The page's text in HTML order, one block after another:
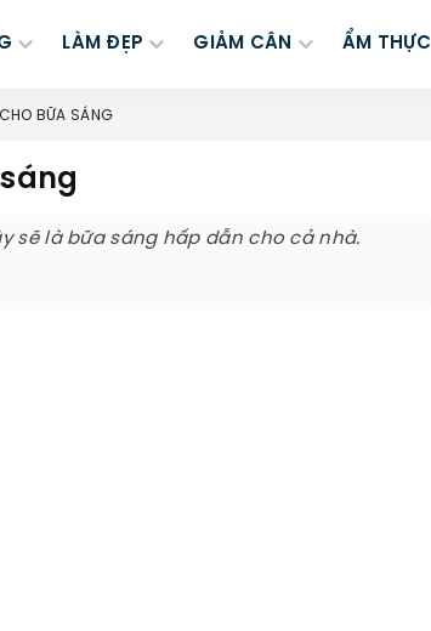
LÀM ĐẸP GIẢM CÂN ẨM THỰC
BỮA SÁNG
sẽ là bữa sáng hấp dẫn cho cả nhà.